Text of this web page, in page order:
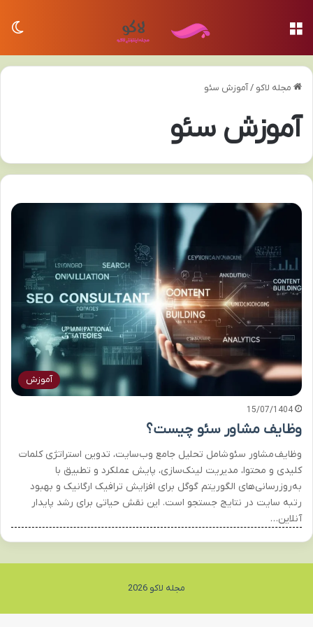
مجله لاکو /آموزش سئو
آموزش سئو
آموزش
15/07/1404
وظایف مشاور سئو چیست؟
وظایف مشاور سئو شامل تحلیل جامع وب‌سایت، تدوین استراتژی کلمات
کلیدی و محتوا، مدیریت لینک‌سازی، پایش عملکرد و تطبیق با
به‌روزرسانی‌های الگوریتم گوگل برای افزایش ترافیک ارگانیک و بهبود
رتبه سایت در نتایج جستجو است. این نقش حیاتی برای رشد پایدار
آنلاین…
مجله لاکو 2026